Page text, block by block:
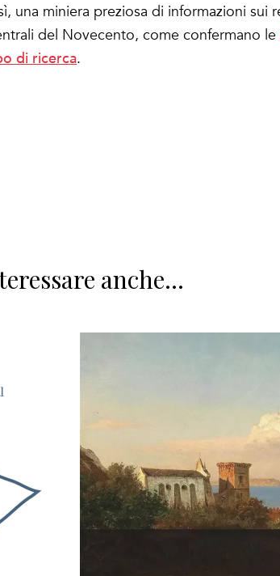
una miniera preziosa di informazioni sui
del Novecento, come confermano le
di ricerca.
anche...